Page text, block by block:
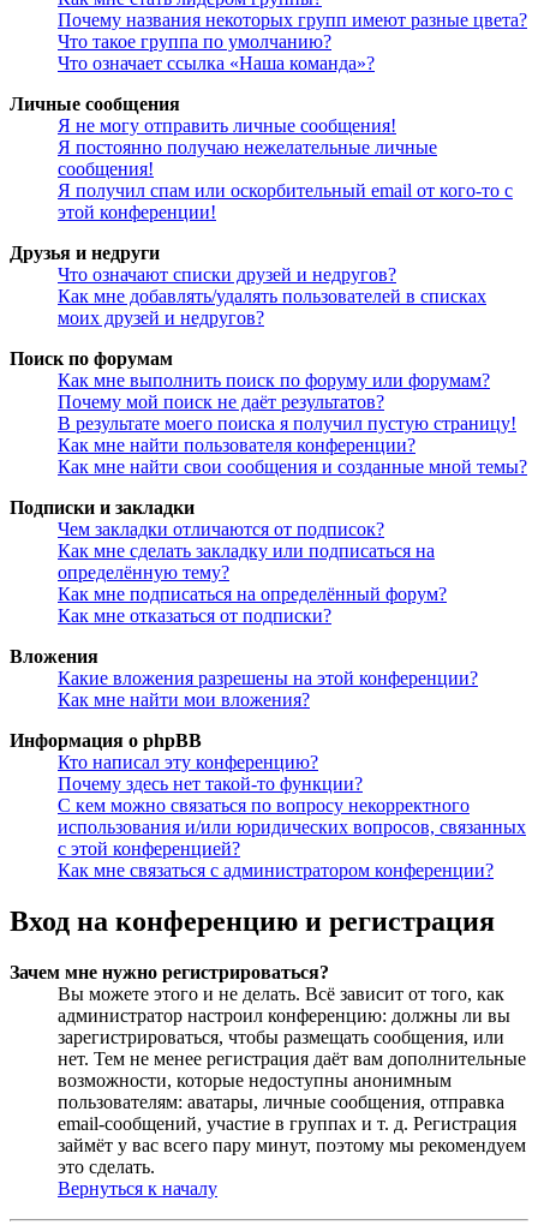
Почему названия некоторых групп имеют разные цвета?
Что такое группа по умолчанию?
Что означает ссылка «Наша команда»?
Личные сообщения
Я не могу отправить личные сообщения!
Я постоянно получаю нежелательные личные
сообщения!
Я получил спам или оскорбительный email от кого-то с
этой конференции!
Друзья и недруги
Что означают списки друзей и недругов?
Как мне добавлять/удалять пользователей в списках
моих друзей и недругов?
Поиск по форумам
Как мне выполнить поиск по форуму или форумам?
Почему мой поиск не даёт результатов?
В результате моего поиска я получил пустую страницу!
Как мне найти пользователя конференции?
Как мне найти свои сообщения и созданные мной темы?
Подписки и закладки
Чем закладки отличаются от подписок?
Как мне сделать закладку или подписаться на
определённую тему?
Как мне подписаться на определённый форум?
Как мне отказаться от подписки?
Вложения
Какие вложения разрешены на этой конференции?
Как мне найти мои вложения?
Информация о phpBB
Кто написал эту конференцию?
Почему здесь нет такой-то функции?
С кем можно связаться по вопросу некорректного
использования и/или юридических вопросов, связанных
с этой конференцией?
Как мне связаться с администратором конференции?
Вход на конференцию и регистрация
Зачем мне нужно регистрироваться?
Вы можете этого и не делать. Всё зависит от того, как
администратор настроил конференцию: должны ли вы
зарегистрироваться, чтобы размещать сообщения, или
нет. Тем не менее регистрация даёт вам дополнительные
возможности, которые недоступны анонимным
пользователям: аватары, личные сообщения, отправка
email-сообщений, участие в группах и т. д. Регистрация
займёт у вас всего пару минут, поэтому мы рекомендуем
это сделать.
Вернуться к началу